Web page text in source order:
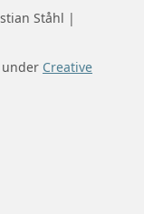
Ståhl |
under Creative